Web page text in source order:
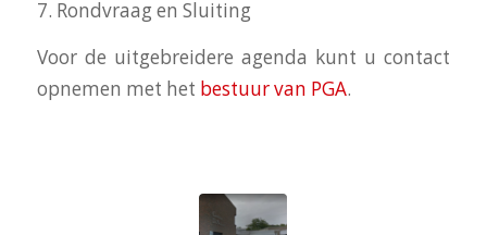
7. Rondvraag en Sluiting
Voor de uitgebreidere agenda kunt u contact
opnemen met het bestuur van PGA.